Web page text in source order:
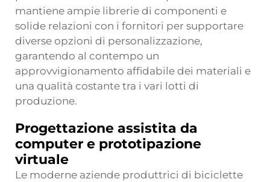
mantiene ampie librerie di componenti e
solide relazioni con i fornitori per supportare
diverse opzioni di personalizzazione,
garantendo al contempo un
approvvigionamento affidabile dei materiali e
una qualità costante tra i vari lotti di
produzione.
Progettazione assistita da
computer e prototipazione
virtuale
Le moderne aziende produttrici di biciclette